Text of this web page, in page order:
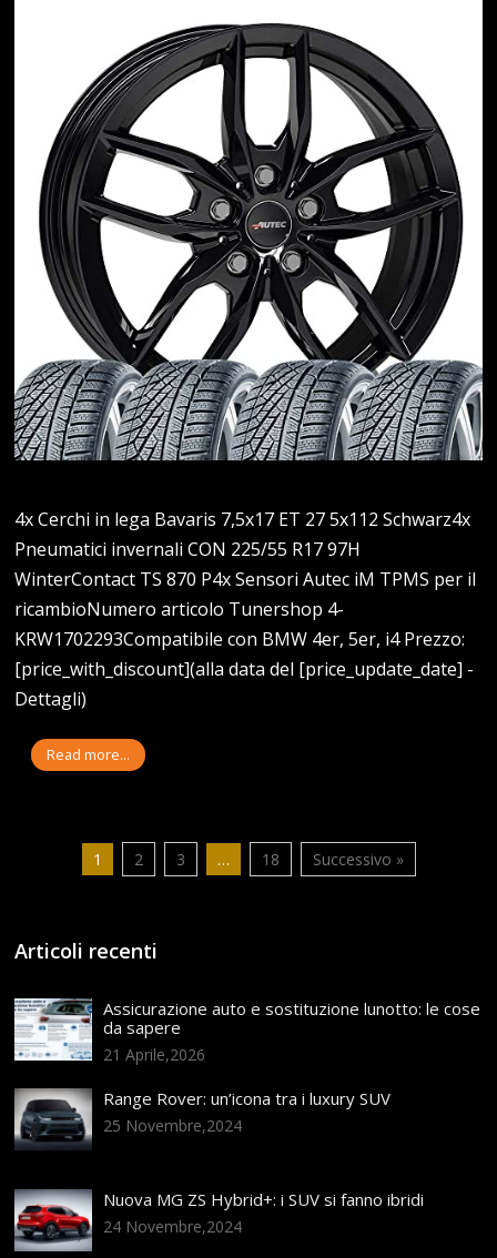
4x Cerchi in lega Bavaris 7,5x17 ET 27 5x112 Schwarz4x
Pneumatici invernali CON 225/55 R17 97H
WinterContact TS 870 P4x Sensori Autec iM TPMS per il
ricambioNumero articolo Tunershop 4-
KRW1702293Compatibile con BMW 4er, 5er, i4 Prezzo:
[price_with_discount](alla data del [price_update_date] -
Dettagli)
Read more...
1 2 3 … 18 Successivo »
Articoli recenti
Assicurazione auto e sostituzione lunotto: le cose
da sapere
21 Aprile,2026
Range Rover: un’icona tra i luxury SUV
25 Novembre,2024
Nuova MG ZS Hybrid+: i SUV si fanno ibridi
24 Novembre,2024